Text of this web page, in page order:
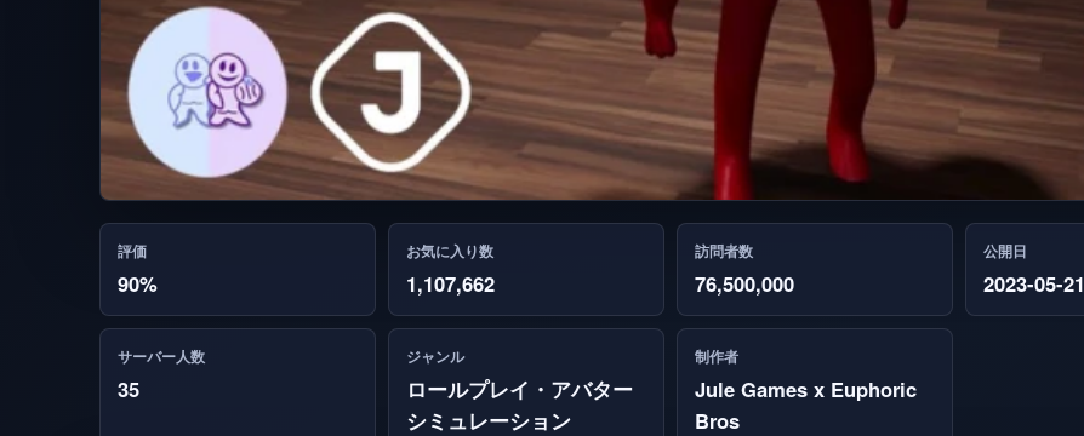
評価
90%
お気に入り数
1,107,662
訪問者数
76,500,000
公開日
2023-05-21
サーバー人数
35
ジャンル
ロールプレイ・アバター
シミュレーション
制作者
Jule Games x Euphoric
Bros